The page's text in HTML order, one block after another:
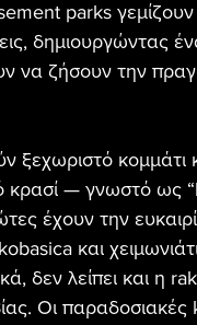
parks γεμίζουν
δημιουργώντας
να ζήσουν την
ξεχωριστό κομμάτι
— γνωστό ως
έχουν την
και
δεν λείπει και η
Οι παραδοσιακές